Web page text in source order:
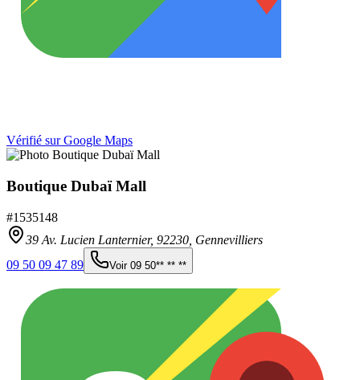
Vérifié sur Google Maps
Boutique Dubaï Mall
#1535148
39 Av. Lucien Lanternier, 92230 Gennevilliers
09 50 09 47 89
Voir 09 50** ** **